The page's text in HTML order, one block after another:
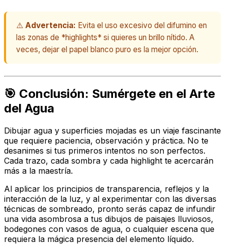
⚠️ Advertencia: Evita el uso excesivo del difumino en
las zonas de *highlights* si quieres un brillo nítido. A
veces, dejar el papel blanco puro es la mejor opción.
🎯 Conclusión: Sumérgete en el Arte
del Agua
Dibujar agua y superficies mojadas es un viaje fascinante
que requiere paciencia, observación y práctica. No te
desanimes si tus primeros intentos no son perfectos.
Cada trazo, cada sombra y cada highlight te acercarán
más a la maestría.
Al aplicar los principios de transparencia, reflejos y la
interacción de la luz, y al experimentar con las diversas
técnicas de sombreado, pronto serás capaz de infundir
una vida asombrosa a tus dibujos de paisajes lluviosos,
bodegones con vasos de agua, o cualquier escena que
requiera la mágica presencia del elemento líquido.